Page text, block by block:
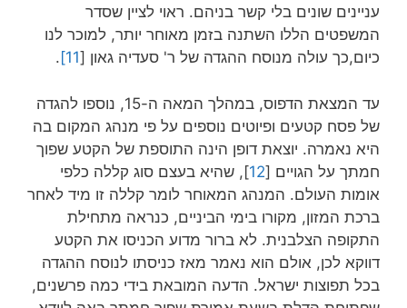
עניינים שונים בלי קשר בניהם. ראוי לציין שסדר
המשפטים הללו השתנה בזמן מאוחר יותר, למוכר לנו
כיום,כך עולה מנוסח ההגדה של ר' סעדיה גאון [11]
.
עד המצאת הדפוס, במהלך המאה ה-15, נוספו להגדה
של פסח קטעים ופיוטים נוספים על פי מנהג המקום בה
היא נאמרה. יוצאת דופן הינה התוספת של הקטע שפוך
חמתך על הגויים [12], שהיא בעצם סוג קללה כלפי
אומות העולם. המנהג המאוחר לומר קללה זו מיד לאחר
ברכת המזון, מקורו בימי הביניים, כנראה מתחילת
התקופה הצלבנית. לא ברור מדוע הכניסו את הקטע
דווקא לכן, אולם הוא נאמר מאז כניסתו לנוסח ההגדה
בכל תפוצות ישראל. הדעה המובאת בידי כמה פרשנים,